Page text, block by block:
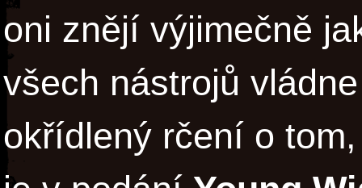
oni znějí výjimečně
všech nástrojů
okřídlený rčení o